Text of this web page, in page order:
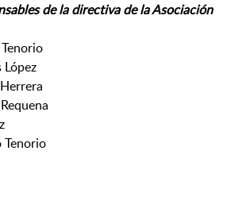
de la directiva de la Asociación
López
Tenorio